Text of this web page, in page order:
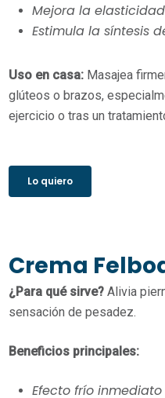
Mejora la elasticidad
Estimula la síntesis
Uso en casa:Masajea
glúteos o brazos,
ejercicio o tras un
Lo quiero
Crema
¿Para qué sirve?Alivia
sensación de pesadez.
Beneficios principales:
Efecto frío inmediato